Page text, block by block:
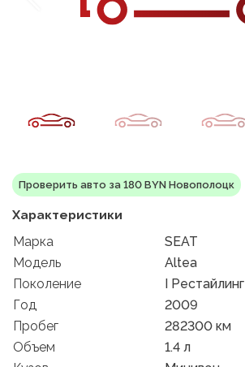
Проверить авто за 180 BYN Новополоцк
Характеристики
Марка
SEAT
Модель
Altea
Поколение
I Рестайлинг
Год
2009
Пробег
282300 км
Объем
1.4 л